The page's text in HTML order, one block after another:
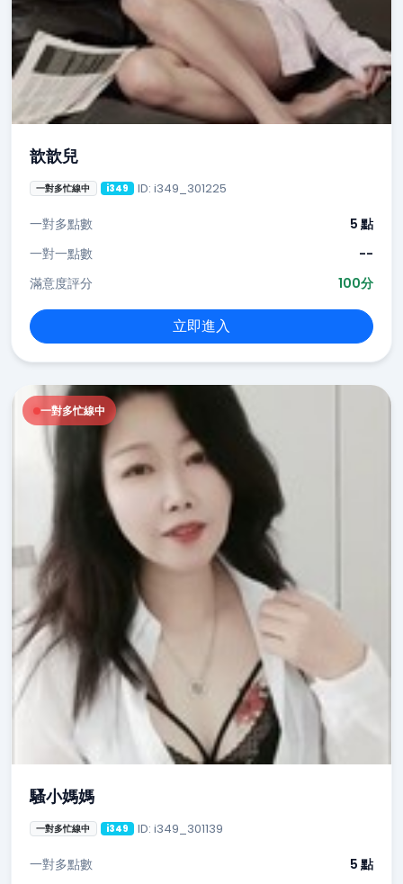
歆歆兒
一對多忙線中 i349 ID: i349_301225
一對多點數
5 點
一對一點數
--
滿意度評分
100分
立即進入
一對多忙線中
騷小媽媽
一對多忙線中 i349 ID: i349_301139
一對多點數 5 點